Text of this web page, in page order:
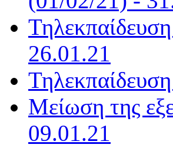
26.01.21
Μείωση της
09.01.21